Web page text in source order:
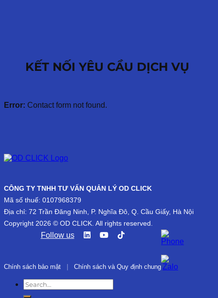
KẾT NỐI YÊU CẦU DỊCH VỤ
Error: Contact form not found.
CÔNG TY TNHH TƯ VẤN QUẢN LÝ OD CLICK
Mã số thuế: 0107968379
Địa chỉ: 72 Trần Đăng Ninh, P. Nghĩa Đô, Q. Cầu Giấy, Hà Nội
Copyright 2026 © OD CLICK. All rights reserved.
Follow us
Chính sách bảo mật | Chính sách và Quy định chung